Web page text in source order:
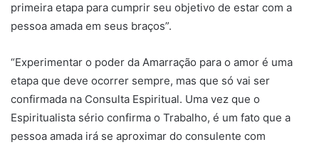
primeira etapa para cumprir seu objetivo de estar com a
pessoa amada em seus braços”.
“Experimentar o poder da Amarração para o amor é uma
etapa que deve ocorrer sempre, mas que só vai ser
confirmada na Consulta Espiritual. Uma vez que o
Espiritualista sério confirma o Trabalho, é um fato que a
pessoa amada irá se aproximar do consulente com